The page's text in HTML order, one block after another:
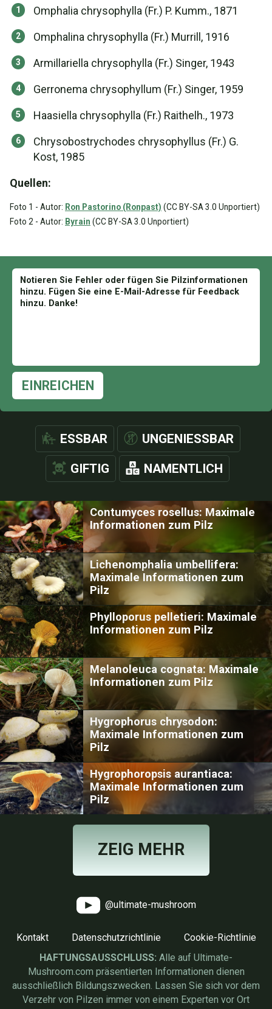
Omphalia chrysophylla (Fr.) P. Kumm., 1871
Omphalina chrysophylla (Fr.) Murrill, 1916
Armillariella chrysophylla (Fr.) Singer, 1943
Gerronema chrysophyllum (Fr.) Singer, 1959
Haasiella chrysophylla (Fr.) Raithelh., 1973
Chrysobostrychodes chrysophyllus (Fr.) G.
Kost, 1985
Quellen:
Foto 1 - Autor: Ron Pastorino (Ronpast) (CC BY-SA 3.0 Unportiert)
Foto 2 - Autor: Byrain (CC BY-SA 3.0 Unportiert)
EINREICHEN
ESSBAR UNGENIESSBAR
GIFTIG NAMENTLICH
Contumyces rosellus: Maximale
Informationen zum Pilz
Lichenomphalia umbellifera:
Maximale Informationen zum
Pilz
Phylloporus pelletieri: Maximale
Informationen zum Pilz
Melanoleuca cognata: Maximale
Informationen zum Pilz
Hygrophorus chrysodon:
Maximale Informationen zum
Pilz
Hygrophoropsis aurantiaca:
Maximale Informationen zum
Pilz
ZEIG MEHR
@ultimate-mushroom
Kontakt Datenschutzrichtlinie
Cookie-Richtlinie
HAFTUNGSAUSSCHLUSS: Alle auf Ultimate-
Mushroom.com präsentierten Informationen dienen
ausschließlich Bildungszwecken. Lassen Sie sich vor dem
Verzehr von Pilzen immer von einem Experten vor Ort